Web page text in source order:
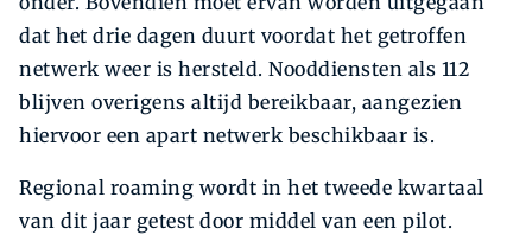
dat het drie dagen duurt voordat het getroffen
netwerk weer is hersteld. Nooddiensten als 112
blijven overigens altijd bereikbaar, aangezien
hiervoor een apart netwerk beschikbaar is.
Regional roaming wordt in het tweede kwartaal
van dit jaar getest door middel van een pilot.